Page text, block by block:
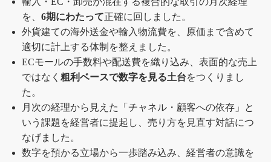
を、 6期にわたって正確に回しました。
外貨建ての海外送金や輸入物流費を、原価まで含めて
適切に計上する体制を整えました。
ECモールの手数料や配送費を織り込み、表面的な売上
ではなく 粗利ベースで数字を見る土台をつくりまし
た。
月次の経理から見えた「チャネル・顧客への依存」と
いう課題を経営者に提起し、売り方を見直す対話につ
なげました。
数字を預かる立場から一歩踏み込み、経営者の意識を